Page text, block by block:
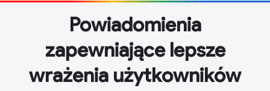
Powiadomienia
zapewniające lepsze
wrażenia użytkowników